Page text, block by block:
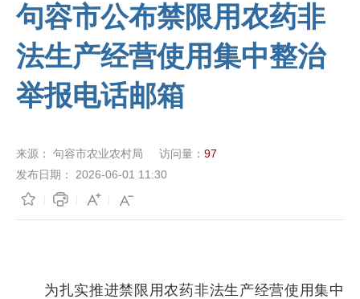
句容市公布禁限用农药非
法生产经营使用集中整治
举报电话邮箱
来源： 句容市农业农村局 访问量： 97
发布日期：
2026-06-01 11:30
为扎实推进禁限用农药非法生产经营使用集中